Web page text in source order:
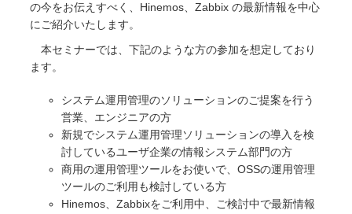
の今をお伝えすべく、Hinemos、Zabbix の最新情報を中心
にご紹介いたします。
本セミナーでは、下記のような方の参加を想定しており
ます。
システム運用管理のソリューションのご提案を行う
営業、エンジニアの方
新規でシステム運用管理ソリューションの導入を検
討しているユーザ企業の情報システム部門の方
商用の運用管理ツールをお使いで、OSSの運用管理
ツールのご利用も検討している方
Hinemos、Zabbixをご利用中、ご検討中で最新情報